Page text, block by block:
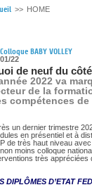
LES VIOLENCES
>> HOME
Colloque BABY VOLLEY
22
de neuf du
2022 va
de la
compétences
un dernier trimestre
en présentiel et à
de très haut niveau
moins colloque
très appréciées
DIPLÔMES D’ETAT